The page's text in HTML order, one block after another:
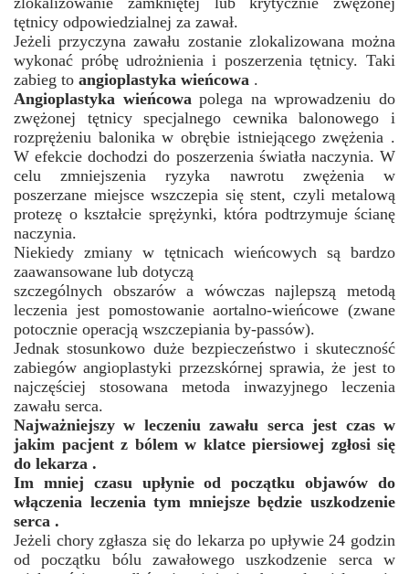
tętnicy odpowiedzialnej za zawał.
Jeżeli przyczyna zawału zostanie zlokalizowana można
wykonać próbę udrożnienia i poszerzenia tętnicy. Taki
zabieg to angioplastyka wieńcowa .
Angioplastyka wieńcowa polega na wprowadzeniu do
zwężonej tętnicy specjalnego cewnika balonowego i
rozprężeniu balonika w obrębie istniejącego zwężenia .
W efekcie dochodzi do poszerzenia światła naczynia. W
celu zmniejszenia ryzyka nawrotu zwężenia w
poszerzane miejsce wszczepia się stent, czyli metalową
protezę o kształcie sprężynki, która podtrzymuje ścianę
naczynia.
Niekiedy zmiany w tętnicach wieńcowych są bardzo
zaawansowane lub dotyczą
szczególnych obszarów a wówczas najlepszą metodą
leczenia jest pomostowanie aortalno-wieńcowe (zwane
potocznie operacją wszczepiania by-passów).
Jednak stosunkowo duże bezpieczeństwo i skuteczność
zabiegów angioplastyki przezskórnej sprawia, że jest to
najczęściej stosowana metoda inwazyjnego leczenia
zawału serca.
Najważniejszy w leczeniu zawału serca jest czas w
jakim pacjent z bólem w klatce piersiowej zgłosi się
do lekarza .
Im mniej czasu upłynie od początku objawów do
włączenia leczenia tym mniejsze będzie uszkodzenie
serca .
Jeżeli chory zgłasza się do lekarza po upływie 24 godzin
od początku bólu zawałowego uszkodzenie serca w